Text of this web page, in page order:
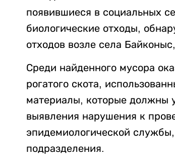
появившиеся в социальных
биологические отходы,
отходов возле села
Среди найденного мусора
рогатого скота,
материалы, которые должны
выявления нарушения к
эпидемиологической
подразделения.